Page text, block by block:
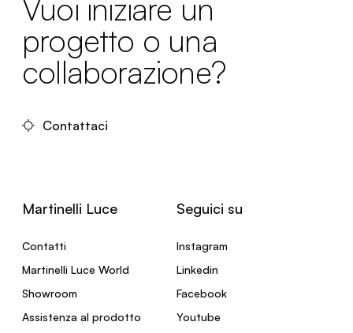
Vuoi iniziare un
progetto o una
collaborazione?
Contattaci
Martinelli Luce
Contatti
Martinelli Luce World
Showroom
Assistenza al prodotto
Seguici su
Instagram
Linkedin
Facebook
Youtube